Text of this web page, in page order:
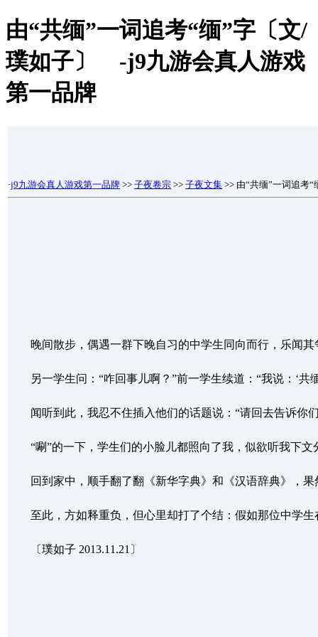
由“共缅”一词追考“缅”字〔文/
璞如子〕 -j9九游会真人游戏
第一品牌
·j9九游会真人游戏第一品牌 >> 子夜卷宗 >> 子夜文集 >> 由“共缅”一词追考“
晚间散步，偶遇一群下晚自习的中学生同向而行，乐闻其
另一学生问：“咋回事儿啊？”前一学生续道：“我说：‘共缅
闻听到此，我忍不住插入他们的话题说：“请回去告诉你们
“唰”的一下，学生们的小脸儿都照向了我，似欲听我下文分
回到家中，顺手翻了翻《新华字典》和《汉语辞典》，果然
至此，方如释重负，但心里却打了个结：假如那位中学生
〔璞如子 2013.11.21〕